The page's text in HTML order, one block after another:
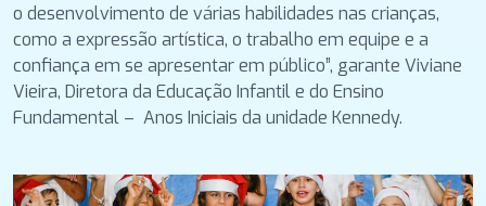
o desenvolvimento de várias habilidades nas crianças,
como a expressão artística, o trabalho em equipe e a
confiança em se apresentar em público”, garante Viviane
Vieira, Diretora da Educação Infantil e do Ensino
Fundamental – Anos Iniciais da unidade Kennedy.